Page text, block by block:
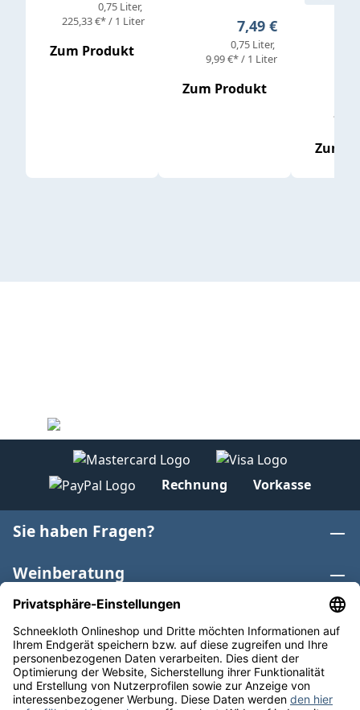
0,75 Liter
225,33 €* / 1 Liter
Zum Produkt
Regulärer Preis:
7,49 €
0,75 Liter
9,99 €* / 1 Liter
Zum Produkt
Zum
Rechnung Vorkasse
Sie haben Fragen?
Weinberatung
Informationen
Weinkategorien
Internationaler Wein